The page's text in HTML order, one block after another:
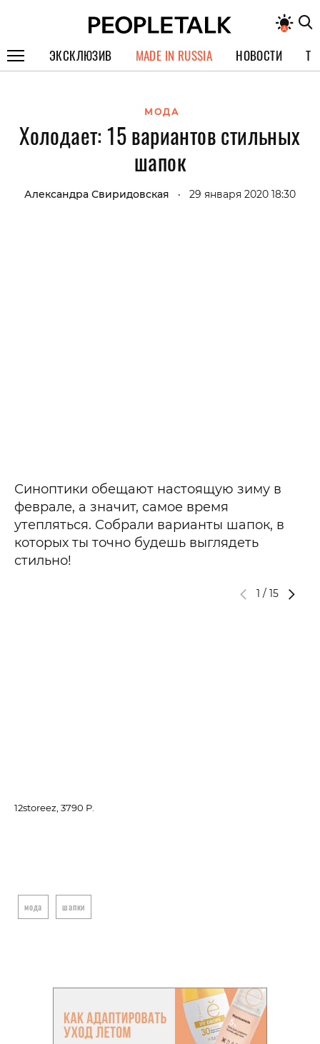
ЭКСКЛЮЗИВ
ИНТЕРВЬЮ
MADE IN RUSSIA НОВОСТИ
МОДА
Холодает: 15 вариантов стильных
шапок
Александра Свиридовская • 29 января 2020 18:30
Синоптики обещают настоящую зиму в
феврале, а значит, самое время
утепляться. Собрали варианты шапок, в
которых ты точно будешь выглядеть
стильно!
1 / 15
12storeez, 3790 P.
мода шапки